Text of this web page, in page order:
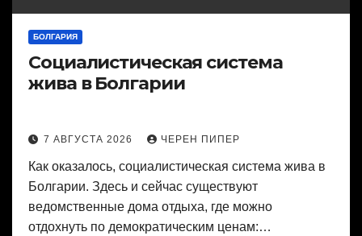
БОЛГАРИЯ
Социалистическая система
жива в Болгарии
7 АВГУСТА 2026 ЧЕРЕН ПИПЕР
Как оказалось, социалистическая система жива в
Болгарии. Здесь и сейчас существуют
ведомственные дома отдыха, где можно
отдохнуть по демократическим ценам:…